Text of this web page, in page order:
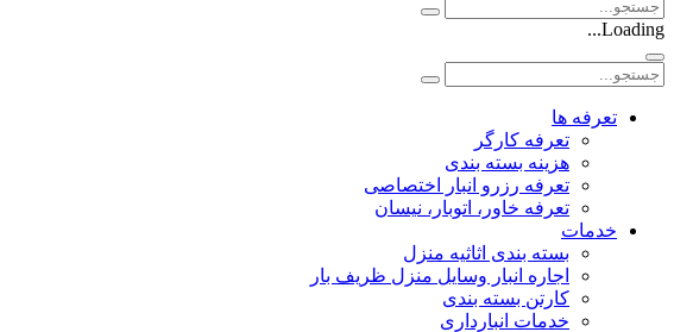
Loading...
تعرفه ها
تعرفه کارگر
هزینه بسته بندی
تعرفه رزرو انبار اختصاصی
تعرفه خاور، اتوبار، نیسان
خدمات
بسته بندی اثاثیه منزل
اجاره انبار وسایل منزل ظریف بار
کارتن بسته بندی
خدمات انبارداری